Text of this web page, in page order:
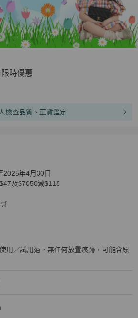
時優惠
檢查品質、正貨鑑定
💛限時優惠
2025年4月30日
及$7050減$118
與細節
用／試用過。無任何放置痕跡，可能含原
牌介紹